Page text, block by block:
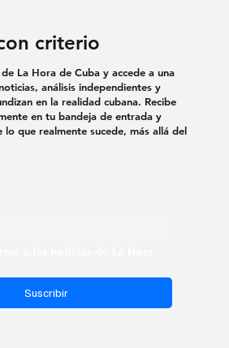
criterio
Suscribir
La Hora de Cuba y accede a una
análisis independientes y
en la realidad cubana. Recibe
en tu bandeja de entrada y
que realmente sucede, más allá del